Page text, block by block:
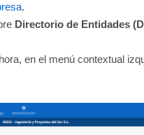
.
Directorio de Entidades
en el menú contextual